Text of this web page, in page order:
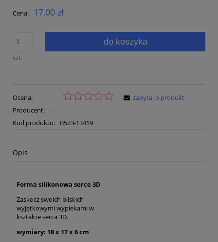
Cena: 17,00 zł
szt.
do koszyka
Ocena:
Producent: -
Kod produktu:
B523-13419
zapytaj o produkt
Opis
Forma silikonowa serce 3D
Zaskocz swoich bliskich
wyjątkowymi wypiekami w
kształcie serca 3D.
wymiary: 18 x 17 x 6 cm